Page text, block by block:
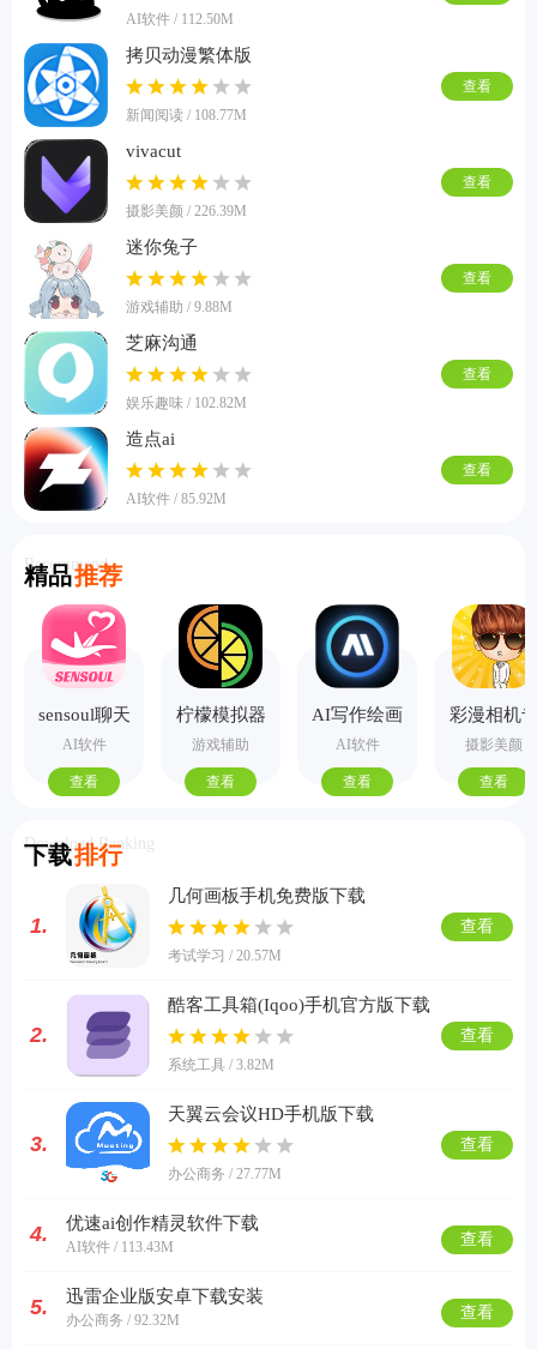
AI软件 / 112.50M
拷贝动漫繁体版
新闻阅读 / 108.77M
查看
vivacut
摄影美颜 / 226.39M
查看
迷你兔子
游戏辅助 / 9.88M
查看
芝麻沟通
娱乐趣味 / 102.82M
查看
造点ai
AI软件 / 85.92M
查看
精品推荐
Recommend
sensoul聊天
AI软件
查看
柠檬模拟器
手机版
游戏辅助
查看
AI写作绘画
视频PPT助
手
AI软件
查看
彩漫相机
业版
摄影美颜
查看
下载排行
Download Ranking
1.
几何画板手机免费版下载
考试学习 / 20.57M
查看
2.
酷客工具箱(Iqoo)手机官方版下载
系统工具 / 3.82M
查看
3.
天翼云会议HD手机版下载
办公商务 / 27.77M
查看
4. 优速ai创作精灵软件下载
AI软件 / 113.43M 查看
5. 迅雷企业版安卓下载安装
办公商务 / 92.32M 查看